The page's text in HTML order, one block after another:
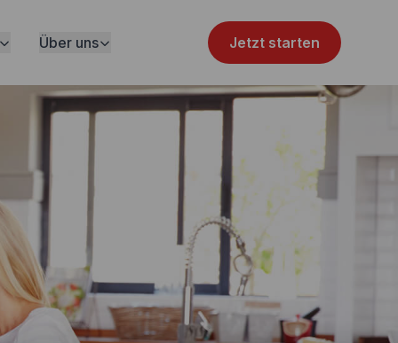
Über uns Jetzt starten